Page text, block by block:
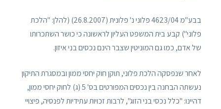
בבע"מ 4623/04 פלוני נ' פלונית (26.8.2007) (להלן: "הלכת
פלוני") קבע בית המשפט העליון לראשונה כי כושר השתכרותו
של אדם, כמו גם המוניטין שצבר הינם נכסים בני איזון.
לאחר שנפסקה הלכת פלוני, תוקן חוק יחסי ממון ובמסגרת התיקון
נעשתה הבחנה בין נכסים המפורטים בס' 5 (ג) לחוק יחסי ממון,
דהיינו: "כלל נכסי בני הזוג", לרבות זכויות עתידיות לפנסיה, פיצויי